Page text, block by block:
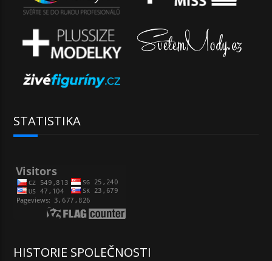
STATISTIKA
HISTORIE SPOLEČNOSTI